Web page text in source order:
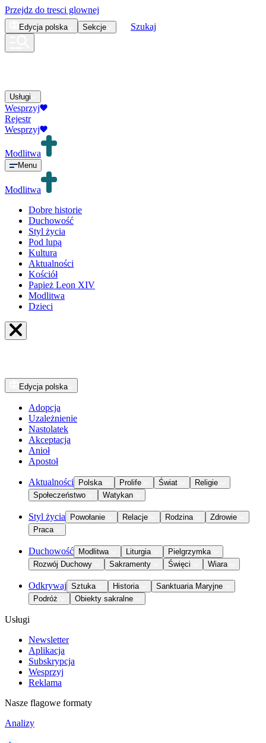
Przejdz do tresci glownej
Edycja polska Sekcje Szukaj
Usługi
Wesprzyj
Rejestr
Wesprzyj
Modlitwa
Menu
Modlitwa
Dobre historie
Duchowość
Styl życia
Pod lupą
Kultura
Aktualności
Kościół
Papież Leon XIV
Modlitwa
Dzieci
Edycja polska
Adopcja
Uzależnienie
Nastolatek
Akceptacja
Anioł
Apostoł
Aktualności Polska Prolife Świat
Religie
Społeczeństwo
Watykan
Styl życia Powołanie Relacje Rodzina
Zdrowie
Praca
Duchowość Modlitwa Liturgia
Pielgrzymka
Rozwój Duchowy
Sakramenty Święci Wiara
Odkrywaj Sztuka Historia
Sanktuaria Maryjne
Podróż
Obiekty sakralne
Usługi
Newsletter
Aplikacja
Subskrypcja
Wesprzyj
Reklama
Nasze flagowe formaty
Analizy